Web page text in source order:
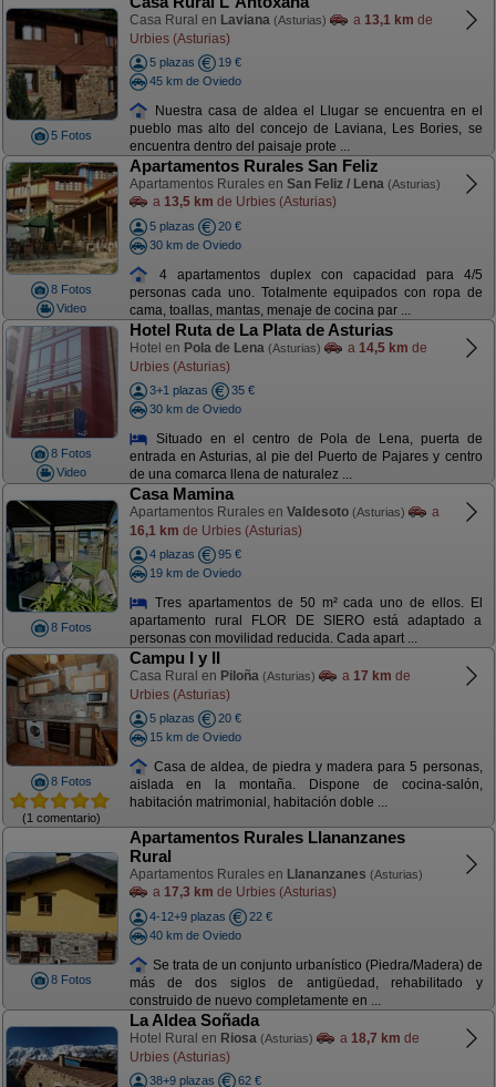
5 Fotos
Casa Rural en Laviana (Asturias) a 13,1 km de
Urbies (Asturias)
5 plazas
19 €
45 km de Oviedo
Nuestra casa de aldea el Llugar se encuentra en el
pueblo mas alto del concejo de Laviana, Les Bories, se
encuentra dentro del paisaje prote ...
8 Fotos
Video
Apartamentos Rurales San Feliz
Apartamentos Rurales en San Feliz / Lena (Asturias)
a 13,5 km de Urbies (Asturias)
5 plazas
20 €
30 km de Oviedo
4 apartamentos duplex con capacidad para 4/5
personas cada uno. Totalmente equipados con ropa de
cama, toallas, mantas, menaje de cocina par ...
8 Fotos
Video
Hotel Ruta de La Plata de Asturias
Hotel en Pola de Lena (Asturias) a 14,5 km de
Urbies (Asturias)
3+1 plazas
35 €
30 km de Oviedo
Situado en el centro de Pola de Lena, puerta de
entrada en Asturias, al pie del Puerto de Pajares y centro
de una comarca llena de naturalez ...
8 Fotos
Casa Mamina
Apartamentos Rurales en Valdesoto (Asturias)
a
16,1 km de Urbies (Asturias)
4 plazas
95 €
19 km de Oviedo
Tres apartamentos de 50 m² cada uno de ellos. El
apartamento rural FLOR DE SIERO está adaptado a
personas con movilidad reducida. Cada apart ...
8 Fotos
(1 comentario)
Campu I y II
Casa Rural en Piloña (Asturias) a 17 km de
Urbies (Asturias)
5 plazas
20 €
15 km de Oviedo
Casa de aldea, de piedra y madera para 5 personas,
aislada en la montaña. Dispone de cocina-salón,
habitación matrimonial, habitación doble ...
8 Fotos
Apartamentos Rurales Llananzanes
Rural
Apartamentos Rurales en Llananzanes (Asturias)
a 17,3 km de Urbies (Asturias)
4-12+9 plazas
22 €
40 km de Oviedo
Se trata de un conjunto urbanístico (Piedra/Madera) de
más de dos siglos de antigüedad, rehabilitado y
construido de nuevo completamente en ...
La Aldea Soñada
Hotel Rural en Riosa (Asturias) a 18,7 km de
Urbies (Asturias)
38+9 plazas 62 €